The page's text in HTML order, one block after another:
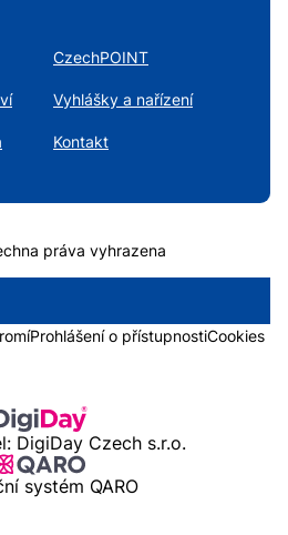
CzechPOINT
Vyhlášky a nařízení
Kontakt
práva vyhrazena
Prohlášení o přístupnostiCookies
DigiDay Czech s.r.o.
systém QARO